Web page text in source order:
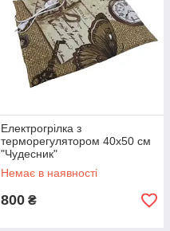
Електрогрілка з
терморегулятором 40х50 см
"Чудесник"
Немає в наявності
800 ₴